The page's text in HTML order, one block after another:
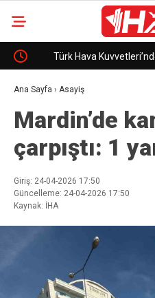
Türk Hava Kuvvetleri’nden
güneyinde eğitim uçuşu
Ana Sayfa › Asayiş
Mardin’de
çarpıştı: 1
Giriş: 24-04-2026 17:50
Güncelleme: 24-04-2026 17:50
Kaynak: İHA